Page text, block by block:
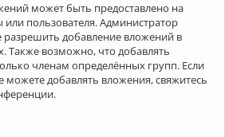
может быть предоставлено на
пользователя. Администратор
добавление вложений в
Также возможно, что добавлять
членам определённых групп. Если
можете добавлять вложения, свяжитесь